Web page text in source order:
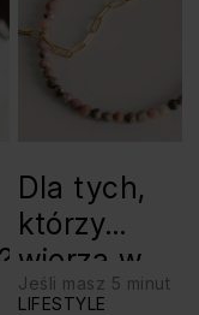
Dla tych,
którzy
wierzą w
swoje siły:
Jeśli masz 5 minut
LIFESTYLE